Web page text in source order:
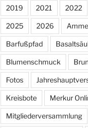
2019 2021 2022
2025 2026
Barfußpfad
Blumenschmuck
Fotos
Kreisbote Merkur
Mitgliederversammlung